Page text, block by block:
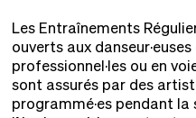
Les Entraînements
ouverts aux danseur·euses
professionnel·les ou en
sont assurés par des
programmé·es pendant